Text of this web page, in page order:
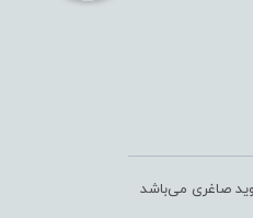
صاغری می‌باشد